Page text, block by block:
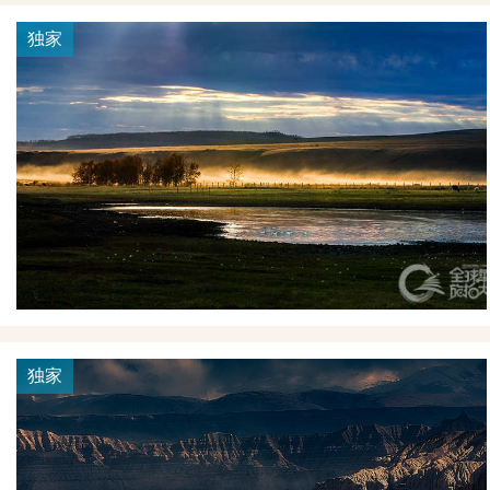
独家
独家